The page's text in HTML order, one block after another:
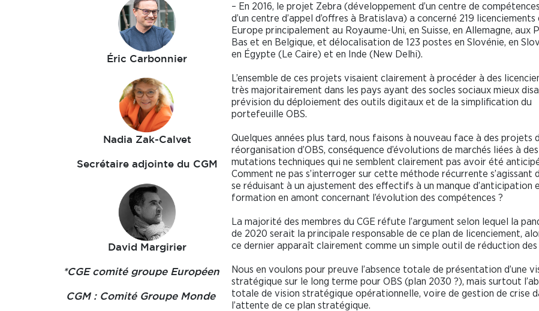
Éric Carbonnier
Nadia Zak-Calvet
Secrétaire adjointe du CGM
David Margirier
*CGE comité groupe Européen
CGM : Comité Groupe Monde
– En 2016, le projet Zebra (développement d’un centre de
d’un centre d’appel d’offres à Bratislava) a concerné 219 licenciements
Europe principalement au Royaume-Uni, en Suisse, en Allemagne, aux
Bas et en Belgique, et délocalisation de 123 postes en Slovénie, en
en Égypte (Le Caire) et en Inde (New Delhi).
L’ensemble de ces projets visaient clairement à procéder à des
très majoritairement dans les pays ayant des socles sociaux mieux
prévision du déploiement des outils digitaux et de la simplification du
portefeuille OBS.
Quelques années plus tard, nous faisons à nouveau face à des projets
réorganisation d’OBS, conséquence d’évolutions de marchés liées à des
mutations techniques qui ne semblent clairement pas avoir été
Comment ne pas s’interroger sur cette méthode récurrente s’agissant
se réduisant à un ajustement des effectifs à un manque d’anticipation
formation en amont concernant l’évolution des compétences ?
La majorité des membres du CGE réfute l’argument selon lequel la
de 2020 serait la principale responsable de ce plan de licenciement,
ce dernier apparaît clairement comme un simple outil de réduction des
Nous en voulons pour preuve l’absence totale de présentation d’une
stratégique sur le long terme pour OBS (plan 2030 ?), mais surtout
totale de vision stratégique opérationnelle, voire de gestion de crise
l’attente de ce plan stratégique.